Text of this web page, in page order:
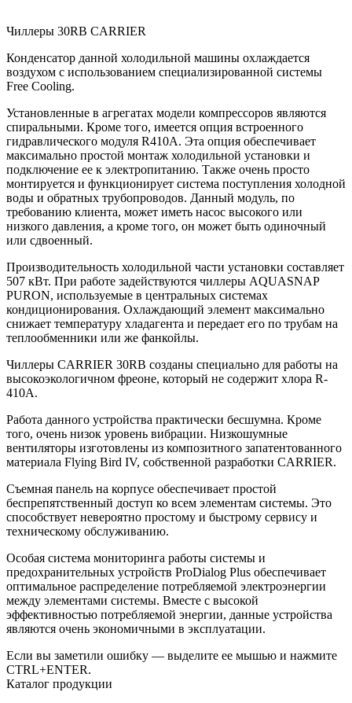
Чиллеры 30RB CARRIER
Конденсатор данной холодильной машины охлаждается
воздухом с использованием специализированной системы
Free Cooling.
Установленные в агрегатах модели компрессоров являются
спиральными. Кроме того, имеется опция встроенного
гидравлического модуля R410A. Эта опция обеспечивает
максимально простой монтаж холодильной установки и
подключение ее к электропитанию. Также очень просто
монтируется и функционирует система поступления холодной
воды и обратных трубопроводов. Данный модуль, по
требованию клиента, может иметь насос высокого или
низкого давления, а кроме того, он может быть одиночный
или сдвоенный.
Производительность холодильной части установки составляет
507 кВт. При работе задействуются чиллеры AQUASNAP
PURON, используемые в центральных системах
кондиционирования. Охлаждающий элемент максимально
снижает температуру хладагента и передает его по трубам на
теплообменники или же фанкойлы.
Чиллеры CARRIER 30RB созданы специально для работы на
высокоэкологичном фреоне, который не содержит хлора R-
410A.
Работа данного устройства практически бесшумна. Кроме
того, очень низок уровень вибрации. Низкошумные
вентиляторы изготовлены из композитного запатентованного
материала Flying Bird IV, собственной разработки CARRIER.
Съемная панель на корпусе обеспечивает простой
беспрепятственный доступ ко всем элементам системы. Это
способствует невероятно простому и быстрому сервису и
техническому обслуживанию.
Особая система мониторинга работы системы и
предохранительных устройств ProDialog Plus обеспечивает
оптимальное распределение потребляемой электроэнергии
между элементами системы. Вместе с высокой
эффективностью потребляемой энергии, данные устройства
являются очень экономичными в эксплуатации.
Если вы заметили ошибку — выделите ее мышью и нажмите
CTRL+ENTER.
Каталог продукции